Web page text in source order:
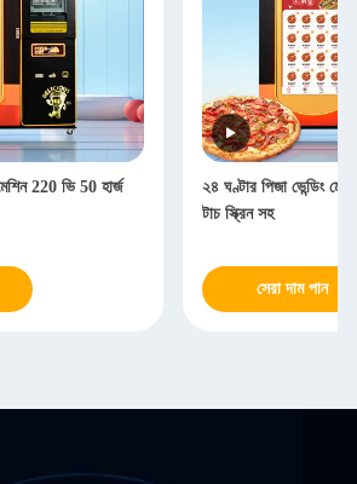
220 ভি 50 হার্জ
২৪ ঘণ্টার পিজা ভেন্ডিং
টাচ স্ক্রিন সহ
সেরা দাম পান